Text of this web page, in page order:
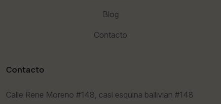
Blog
Contacto
Contacto
Calle Rene Moreno #148, casi esquina ballivian #148